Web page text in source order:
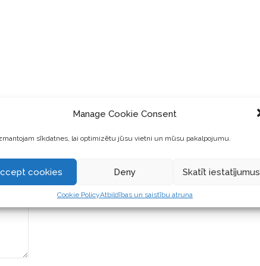
Manage Cookie Consent
sīkdatnes, lai optimizētu jūsu vietni un mūsu pakalpojumu.
cookies Deny Skatīt iestatījumus
Cookie PolicyAtbildības un saistību atruna